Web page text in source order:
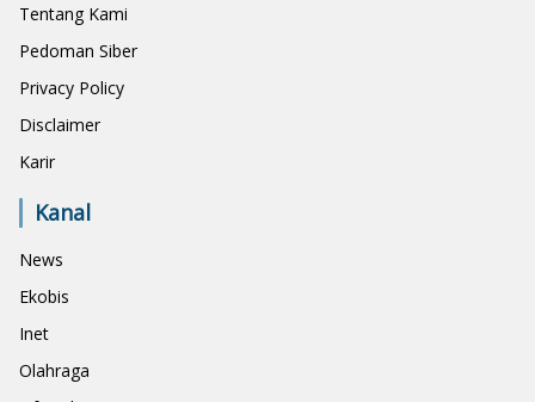
Tentang Kami
Pedoman Siber
Privacy Policy
Disclaimer
Karir
Kanal
News
Ekobis
Inet
Olahraga